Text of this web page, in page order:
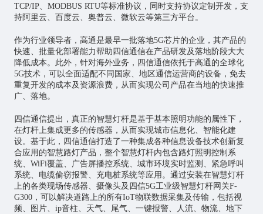
TCP/IP、MODBUS RTU等标准协议，同时支持协议定制开发，支
持阿里云、百度云、奥普云、微软云等第三方平台。
作为行业领导者，高通是最早一批落地5G芯片的企业，其产品的
快速、批量化部署能力帮助四信通信在产品研发及落地阶段大大
降低成本。此外，针对海外业务，四信通信依托于高通的全球化
5G技术，可以全面适配不同国家、地区通信运营商的设备，免去
重复开发的成本及资源浪费，从而实现公司产品在当地的快速推
广、落地。
四信通信提出，真正的智慧灯杆是基于基本照明功能的属性下，
在灯杆上集成更多的传感器，从而实现城市信息化、智能化建
设。基于此，四信通信打造了一种集成各种信息设备技术创新复
合应用的智慧路灯产品，整个智慧灯杆内包含路灯照明控制系
统、WiFi覆盖、广告屏播控系统、城市环境实时监测、紧急呼叫
系统、电缆偷窃报警、充电桩系统等应用。通过安装在智慧灯杆
上的各类现场传感器、摄像头及四信5G工业级智慧灯杆网关F-
G300，可以解决道路上的所有IoT物联数据采集及传输，包括视
频、图片、ip音柱、天气、尾气、一键报警、人流、物流、地下